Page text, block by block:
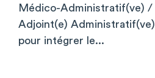
Médico-Administratif(ve) /
Adjoint(e) Administratif(ve)
pour intégrer le...